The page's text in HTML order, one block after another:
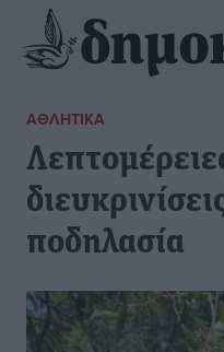
ΑΘΛΗΤΙΚΆ
ποδηλασία